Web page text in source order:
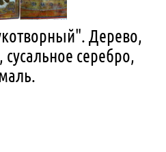
Дерево,
серебро,